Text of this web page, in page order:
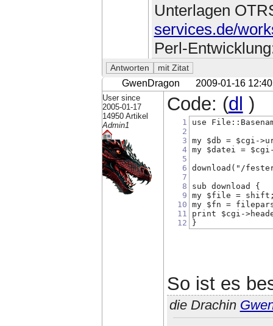
Unterlagen
services.de/
Perl-
GwenDragon 2009-01-16 12:40
User since
2005-01-17
14950 Artikel
Admin1
Code: (dl )
1
2
3
4
5
6
7
8
9
10
11
12
use
my $db = $cgi-
my $datei =
download("/
sub download {
my $file =
my $fn =
print $cgi-
}
So ist es
die Drachin